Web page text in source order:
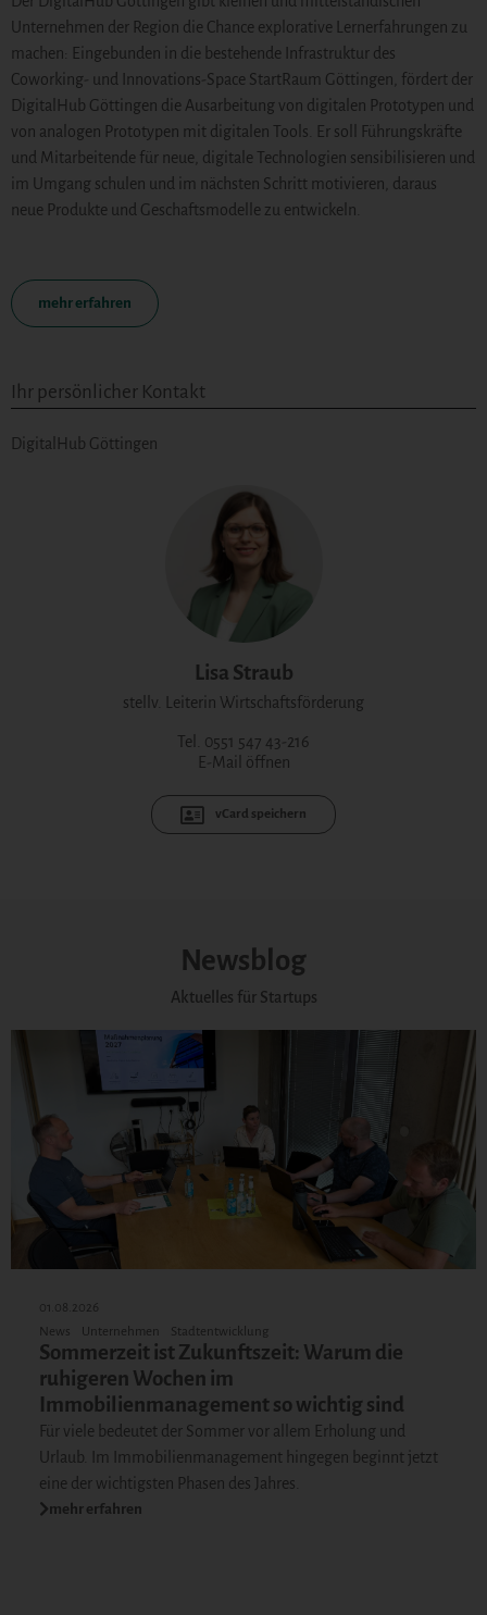
Unternehmen der Region die Chance explorative Lernerfahrungen zu
machen: Eingebunden in die bestehende Infrastruktur des
Coworking- und Innovations-Space StartRaum Göttingen, fördert der
DigitalHub Göttingen die Ausarbeitung von digitalen Prototypen und
von analogen Prototypen mit digitalen Tools. Er soll Führungskräfte
und Mitarbeitende für neue, digitale Technologien sensibilisieren und
im Umgang schulen und im nächsten Schritt motivieren, daraus
neue Produkte und Geschaftsmodelle zu entwickeln.
mehr erfahren
Ihr persönlicher Kontakt
DigitalHub Göttingen
Lisa Straub
stellv. Leiterin Wirtschaftsförderung
Tel. 0551 547 43-216
E-Mail öffnen
vCard speichern
Newsblog
Aktuelles für Startups
01.08.2026
News
Unternehmen Stadtentwicklung
Sommerzeit ist Zukunftszeit: Warum die
ruhigeren Wochen im
Immobilienmanagement so wichtig sind
Für viele bedeutet der Sommer vor allem Erholung und
Urlaub. Im Immobilienmanagement hingegen beginnt jetzt
eine der wichtigsten Phasen des Jahres.
mehr erfahren